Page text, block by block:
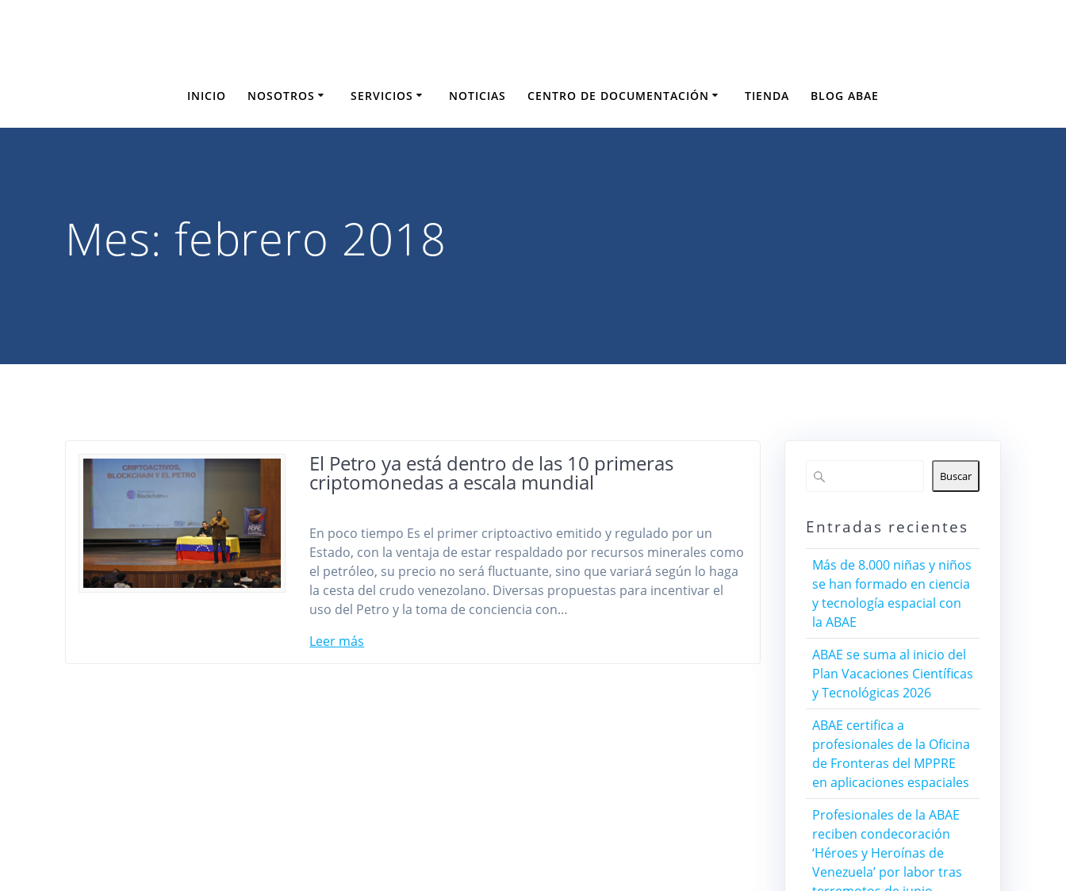
INICIO NOSOTROS SERVICIOS NOTICIAS CENTRO DE DOCUMENTACIÓN TIENDA BLOG ABAE
Mes: febrero 2018
El Petro ya está dentro de las 10 primeras
criptomonedas a escala mundial
En poco tiempo Es el primer criptoactivo emitido y regulado por un
Estado, con la ventaja de estar respaldado por recursos minerales como
el petróleo, su precio no será fluctuante, sino que variará según lo haga
la cesta del crudo venezolano. Diversas propuestas para incentivar el
uso del Petro y la toma de conciencia con…
Leer más
Buscar
Entradas recientes
Más de 8.000 niñas y niños
se han formado en ciencia
y tecnología espacial con
la ABAE
ABAE se suma al inicio del
Plan Vacaciones Científicas
y Tecnológicas 2026
ABAE certifica a
profesionales de la Oficina
de Fronteras del MPPRE
en aplicaciones espaciales
Profesionales de la ABAE
reciben condecoración
‘Héroes y Heroínas de
Venezuela’ por labor tras